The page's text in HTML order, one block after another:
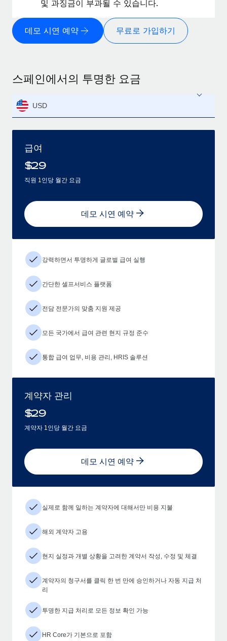
및 과징금이 부과될 수 있습니다.
데모 시연 예약 무료로 가입하기
스페인에서의 투명한 요금
USD
급여
$29
직원 1인당 월간 요금
데모 시연 예약
강력하면서 투명하게 글로벌 급여 실행
간단한 셀프서비스 플랫폼
전담 전문가의 맞춤 지원 제공
모든 국가에서 급여 관련 현지 규정 준수
통합 급여 업무, 비용 관리, HRIS 솔루션
계약자 관리
$29
계약자 1인당 월간 요금
데모 시연 예약
실제로 함께 일하는 계약자에 대해서만 비용 지불
해외 계약자 고용
현지 실정과 개별 상황을 고려한 계약서 작성, 수정 및 체결
계약자의 청구서를 클릭 한 번 만에 승인하거나 자동 지급 처
리
투명한 지급 처리로 모든 정보 확인 가능
HR Core가 기본으로 포함